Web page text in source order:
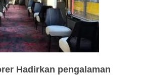
Hadirkan pengalaman